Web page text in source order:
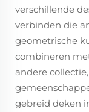
verschillende
verbinden die
geometrische
combineren
andere
gebreid deken